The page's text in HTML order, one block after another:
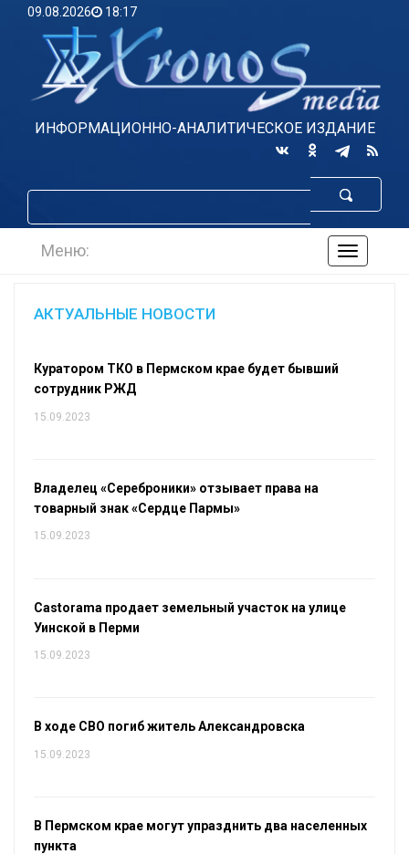
09.08.2026 18:17
ИНФОРМАЦИОННО-АНАЛИТИЧЕСКОЕ ИЗДАНИЕ
по
Меню:
АКТУАЛЬНЫЕ НОВОСТИ
Куратором ТКО в Пермском крае будет бывший
сотрудник РЖД
15.09.2023
Владелец «Сереброники» отзывает права на
товарный знак «Сердце Пармы»
15.09.2023
Castorama продает земельный участок на улице
Уинской в Перми
15.09.2023
В ходе СВО погиб житель Александровска
15.09.2023
В Пермском крае могут упразднить два населенных
пункта